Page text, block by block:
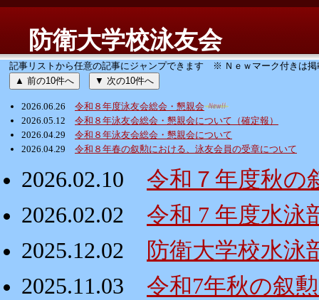
防衛大学校泳友会
記事リストから任意の記事にジャンプできます ※ Ｎｅｗマーク付きは掲
▲ 前の10件へ
▼ 次の10件へ
2026.06.26
令和８年度泳友会総会・懇親会
2026.05.12
令和８年泳友会総会・懇親会について（確定報）
2026.04.29
令和８年泳友会総会・懇親会について
2026.04.29
令和８年春の叙勲における、泳友会員の受章について
2026.02.10
令和７年度秋の
2026.02.02
令和 7 年度水泳
2025.12.02
防衛大学校水泳
2025.11.03
令和7年秋の叙